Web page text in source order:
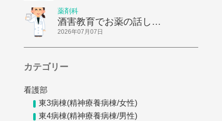
薬剤科
酒害教育でお薬の話しを
してきました
2026年07月07日
カテゴリー
看護部
東3病棟(精神療養病棟/女性)
東4病棟(精神療養病棟/男性)